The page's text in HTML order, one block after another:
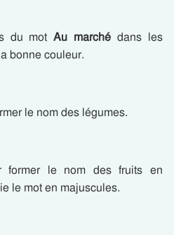
du motAu marché dans les
bonne couleur.
le nom des légumes.
former le nom des fruits en
le mot en majuscules.